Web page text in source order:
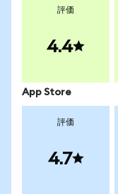
評価
4.4
App Store
評価
4.7